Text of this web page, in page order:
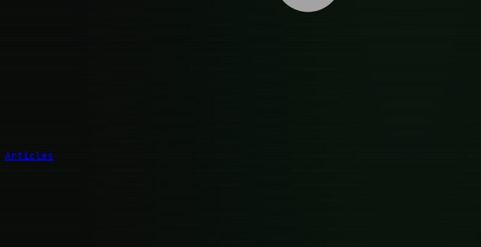
Articles